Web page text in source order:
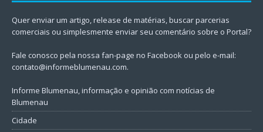
Quer enviar um artigo, release de matérias, buscar parcerias
comerciais ou simplesmente enviar seu comentário sobre o Portal?
Fale conosco pela nossa fan-page no Facebook ou pelo e-mail:
contato@informeblumenau.com.
Informe Blumenau, informação e opinião com notícias de
Blumenau
Cidade